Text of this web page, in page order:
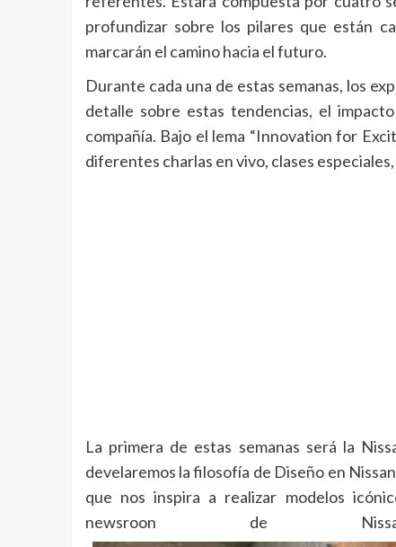
profundizar sobre los pilares que están
marcarán el camino hacia el futuro.
Durante cada una de estas semanas, los
detalle sobre estas tendencias, el
compañía. Bajo el lema “Innovation for
diferentes charlas en vivo, clases
La primera de estas semanas será la
develaremos la filosofía de Diseño en
que nos inspira a realizar modelos
newsroon de